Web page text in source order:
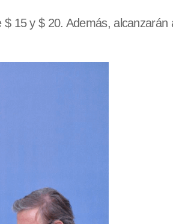
15 y $ 20. Además,